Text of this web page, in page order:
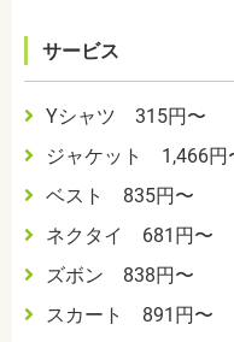
サービス
Yシャツ 315円〜
ジャケット 1,466円
ベスト 835円〜
ネクタイ 681円〜
ズボン 838円〜
スカート 891円〜